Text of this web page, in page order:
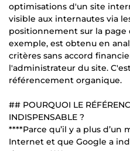
optimisations d'un site
visible aux internautes via
positionnement sur la page
exemple, est obtenu en
critères sans accord
l'administrateur du site.
référencement organique.
## POURQUOI LE
INDISPENSABLE ?
****Parce qu’il y a plus
Internet et que Google a